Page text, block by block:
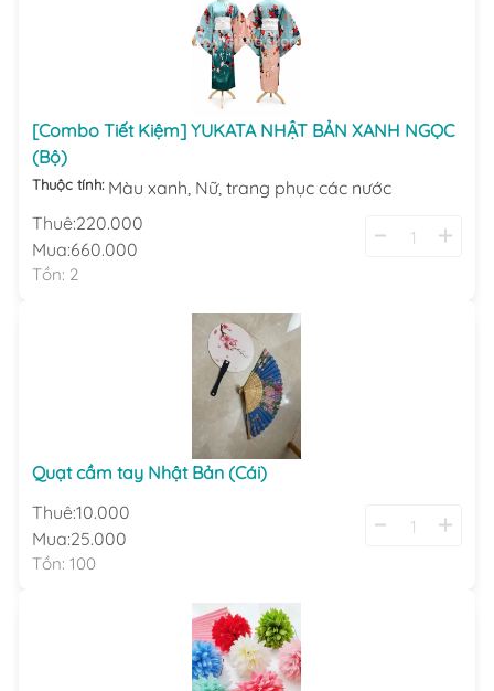
[Combo Tiết Kiệm] YUKATA NHẬT BẢN XANH NGỌC
(Bộ)
Thuộc tính: Màu xanh, Nữ, trang phục các nước
Thuê:220.000
Mua:660.000
Tồn: 2
Quạt cầm tay Nhật Bản (Cái)
Thuê:10.000
Mua:25.000
Tồn: 100